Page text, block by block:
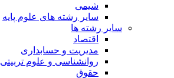
شیمی
سایر رشته های علوم پایه
سایر رشته ها
اقتصاد
مدیریت و حسابداری
روانشناسی و علوم تربیتی
حقوق